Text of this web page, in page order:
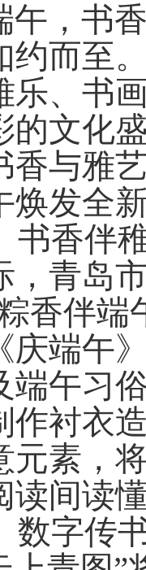
午，书
约而至
乐、书
的文化
香与雅
焕发全
书香伴
，青岛
香伴端
庆端午
端午习
作衬衣
元素，
读间读
数字传